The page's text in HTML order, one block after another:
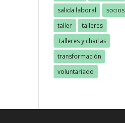
salida laboral
socios
taller
talleres
Talleres y charlas
transformación
voluntariado